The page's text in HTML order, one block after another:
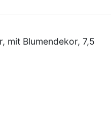
mit Blumendekor, 7,5